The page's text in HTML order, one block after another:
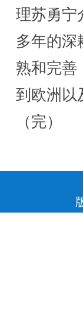
理苏勇宁
多年的深
熟和完善
到欧洲以
（完）